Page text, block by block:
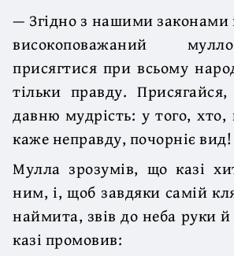
— Згідно з нашими законами
високоповажаний
присягтися при всьому
тільки правду.
давню мудрість: у того, хто,
каже неправду, почорніє вид!
Мулла зрозумів, що казі
ним, і, щоб завдяки самій
наймита, звів до неба руки
казі промовив: